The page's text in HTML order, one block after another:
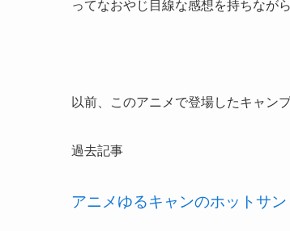
ってなおやじ目線な感想を持ちなが
以前、このアニメで登場したキャン
過去記事
アニメゆるキャンのホットサ